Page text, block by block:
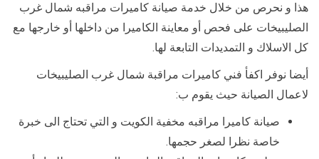
هذا و نحرص من خلال خدمة صيانة كاميرات مراقبه شمال غرب
الصليبيخات على فحص أو معاينة الكاميرا من داخلها أو خارجها مع
كل الاسلاك و التمديدات التابعة لها.
أيضا نوفر اكفأ فني كاميرات مراقبة شمال غرب الصليبيخات
لاعمال الصيانة حيث يقوم ب:
صيانة كاميرا مراقبه مخفية الكويت و التي تحتاج الى خبرة
خاصة نظرا لصغر حجمها.